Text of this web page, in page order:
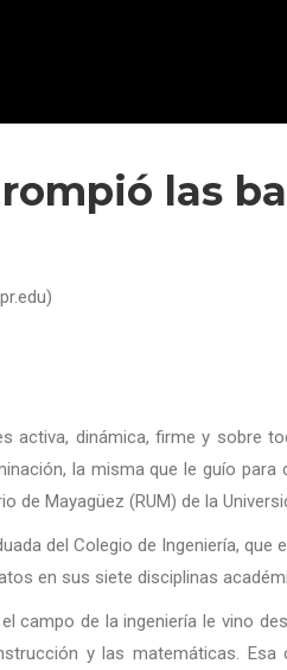
las
activa, dinámica, firme y sobre
la misma que le guío para
de Mayagüez (RUM) de la
del Colegio de Ingeniería,
en sus siete disciplinas
campo de la ingeniería le vino
y las matemáticas. Esa